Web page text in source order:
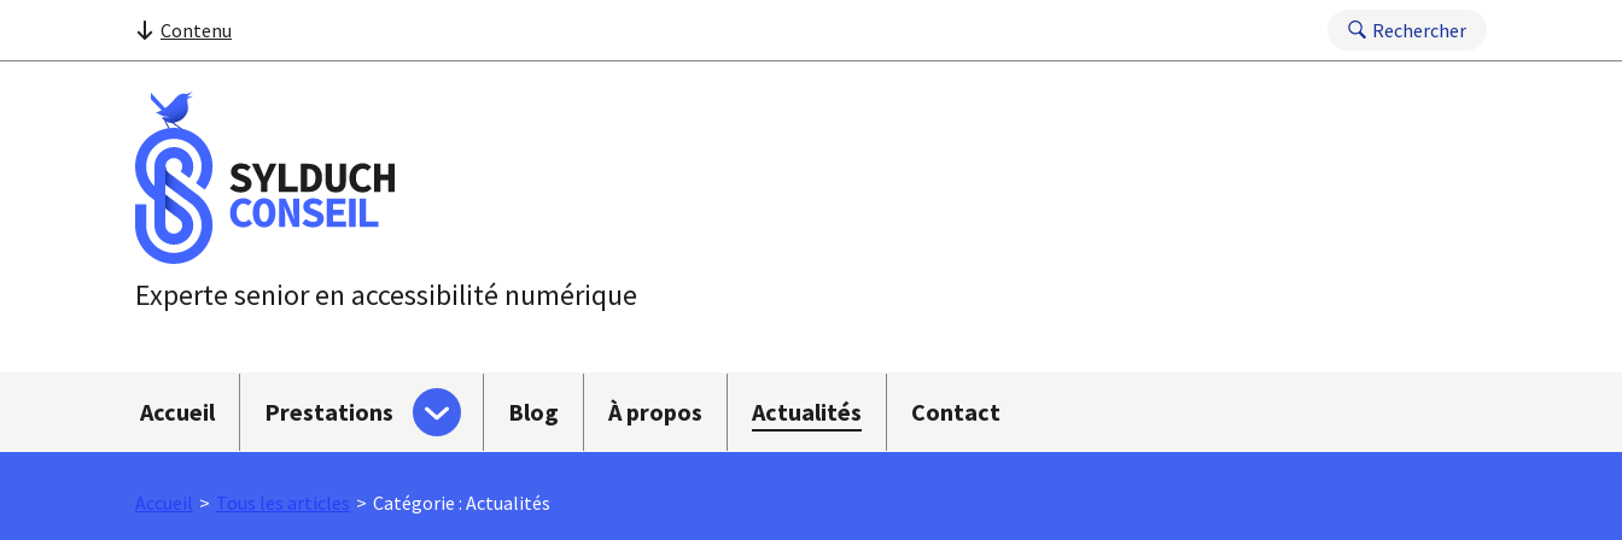
Contenu Rechercher
Experte senior en accessibilité numérique
Accueil Prestations Sous-menuBlog À propos Actualités Contact
Accueil Tous les articles Catégorie : Actualités